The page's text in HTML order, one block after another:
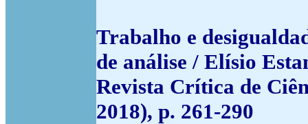
Trabalho e
de análise / Elísio
Revista Crítica de
2018), p. 261-290